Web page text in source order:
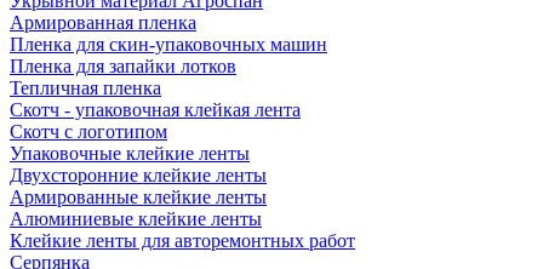
Армированная пленка
Пленка для скин-упаковочных машин
Пленка для запайки лотков
Тепличная пленка
Скотч - упаковочная клейкая лента
Скотч с логотипом
Упаковочные клейкие ленты
Двухсторонние клейкие ленты
Армированные клейкие ленты
Алюминиевые клейкие ленты
Клейкие ленты для авторемонтных работ
Серпянка